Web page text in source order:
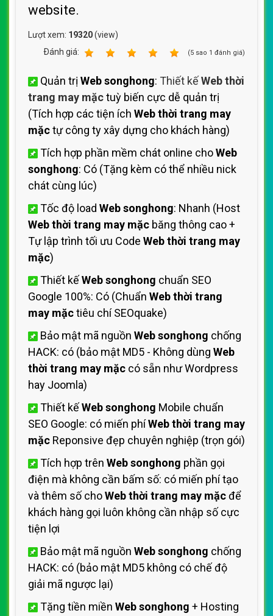
website.
Lượt xem: 19320(view)
Ðánh giá:
(5 sao 1 đánh giá)
Quản trị Web songhong: Thiết kếWeb thời
trang may mặctuỳ biến cực dễ quản trị
(Tích hợp các tiện ích Web thời trang may
mặctự công ty xây dựng cho khách hàng)
Tích hợp phần mềm chát online choWeb
songhong: Có (Tặng kèm có thể nhiều nick
chát cùng lúc)
Tốc độ load Web songhong: Nhanh (Host
Web thời trang may mặc băng thông cao +
Tự lập trình tối ưu Code Web thời trang may
mặc)
Thiết kếWeb songhong chuẩn SEO
Google 100%: Có (Chuẩn Web thời trang
may mặctiêu chí SEOquake)
Bảo mật mã nguồn Web songhong chống
HACK: có (bảo mật MD5 - Không dùng Web
thời trang may mặc có sẵn như Wordpress
hay Joomla)
Thiết kếWeb songhong Mobile chuẩn
SEO Google: có miến phíWeb thời trang may
mặc Reponsive đẹp chuyên nghiệp (trọn gói)
Tích hợp trên Web songhong phần gọi
điện mà không cần bấm số: có miến phí tạo
và thêm số choWeb thời trang may mặcđể
khách hàng gọi luôn không cần nhập số cực
tiện lợi
Bảo mật mã nguồn Web songhong chống
HACK: có (bảo mật MD5 không có chế độ
giải mã ngược lại)
Tặng tiền miền Web songhong + Hosting